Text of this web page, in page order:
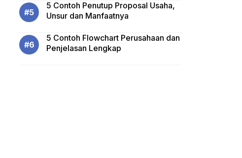
5 Contoh Penutup Proposal Usaha,
Unsur dan Manfaatnya
5 Contoh Flowchart Perusahaan dan
Penjelasan Lengkap